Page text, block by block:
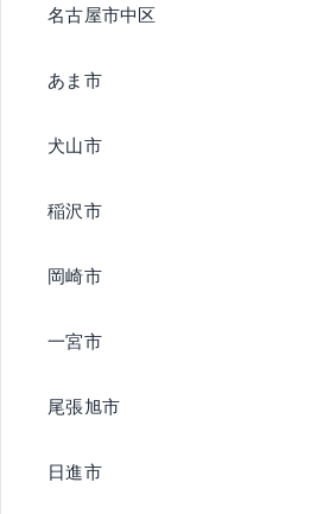
名古屋市中区
あま市
犬山市
稲沢市
岡崎市
一宮市
尾張旭市
日進市